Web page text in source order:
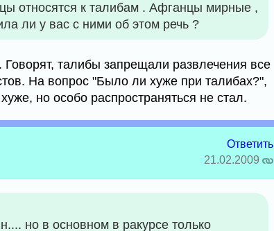
относятся к талибам . Афганцы мирные ,
ли у вас с ними об этом речь ?
талибы запрещали развлечения все
На вопрос "Было ли хуже при талибах?",
но особо распространяться не стал.
Ответить
21.02.2009
но в основном в ракурсе только